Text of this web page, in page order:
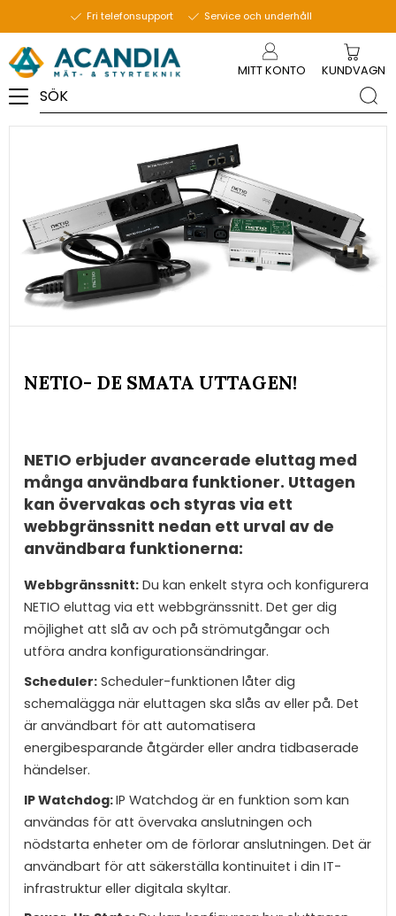
Fri telefonsupport Service och underhåll
MITT KONTO KUNDVAGN
NETIO- DE SMATA UTTAGEN!
NETIO erbjuder avancerade eluttag med
många användbara funktioner. Uttagen
kan övervakas och styras via ett
webbgränssnitt nedan ett urval av de
användbara funktionerna:
Webbgränssnitt: Du kan enkelt styra och konfigurera
NETIO eluttag via ett webbgränssnitt. Det ger dig
möjlighet att slå av och på strömutgångar och
utföra andra konfigurationsändringar.
Scheduler: Scheduler-funktionen låter dig
schemalägga när eluttagen ska slås av eller på. Det
är användbart för att automatisera
energibesparande åtgärder eller andra tidbaserade
händelser.
IP Watchdog:IP Watchdog är en funktion som kan
användas för att övervaka anslutningen och
nödstarta enheter om de förlorar anslutningen. Det är
användbart för att säkerställa kontinuitet i din IT-
infrastruktur eller digitala skyltar.